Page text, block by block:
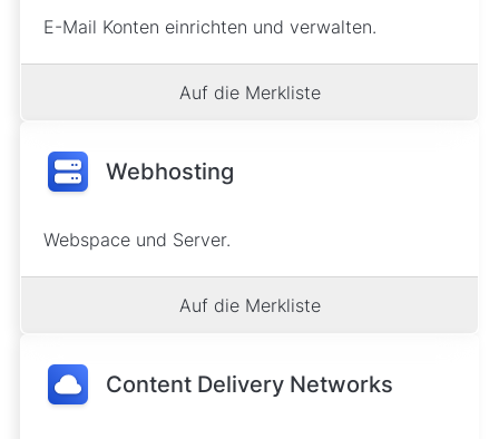
E-Mail Konten einrichten und verwalten.
Auf die Merkliste
Webhosting
Webspace und Server.
Auf die Merkliste
Content Delivery Networks